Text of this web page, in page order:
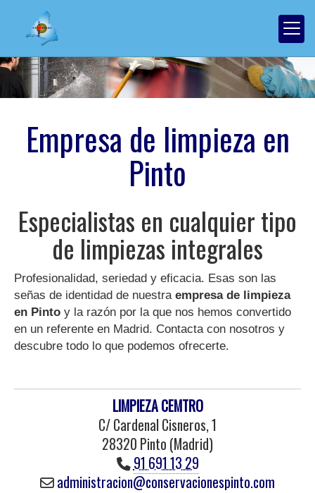
Empresa de limpieza en
Pinto
Especialistas en cualquier tipo
de limpiezas integrales
Profesionalidad, seriedad y eficacia. Esas son las
señas de identidad de nuestra empresa de limpieza
en Pinto y la razón por la que nos hemos convertido
en un referente en Madrid. Contacta con nosotros y
descubre todo lo que podemos ofrecerte.
LIMPIEZA CEMTRO
C/ Cardenal Cisneros, 1
28320 Pinto (Madrid)
91 691 13 29
administracion
conservacionespinto.com